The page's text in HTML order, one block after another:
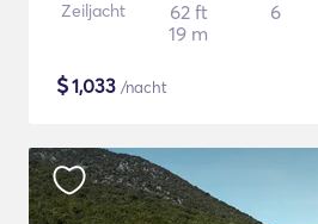
Zeiljacht
62 ft
19 m
6
$1,033 /nacht